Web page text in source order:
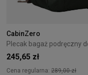
CabinZero
245,65 zł
Cena regularna: 289,00 zł